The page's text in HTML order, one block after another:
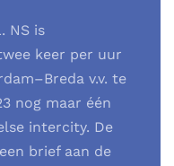
NS is
keer per uur
v.v. te
nog maar één
intercity. De
brief aan de